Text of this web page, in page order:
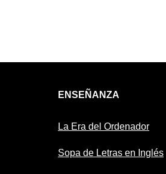
ENSEÑANZA
La Era del Ordenador
Sopa de Letras en Inglés